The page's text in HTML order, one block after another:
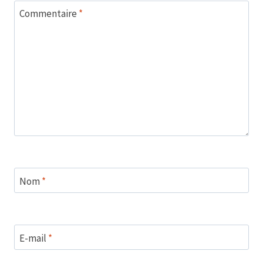
Commentaire *
Nom*
E-mail *